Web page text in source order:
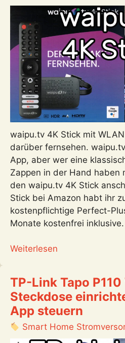
waipu.tv 4K Stick mit
darüber fernsehen.
App, aber wer eine
Zappen in der Hand haben
den waipu.tv 4K Stick
Stick bei Amazon habt ihr
kostenpflichtige Perfect-
Monate kostenfrei
Weiterlesen
Stick
mit
WLAN
verbinden
und
TP-Link Tapo P110
Steckdose
App steuern
Smart Home